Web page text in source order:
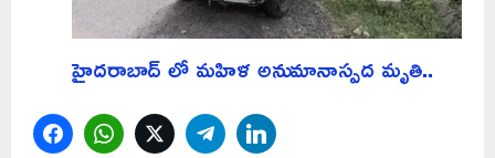
హైదరాబాద్ లో మహిళ అనుమానాస్పద మృతి..
FacebookWhatsAppTwitterTelegram